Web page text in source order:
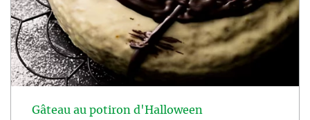
Gâteau au potiron d'Halloween